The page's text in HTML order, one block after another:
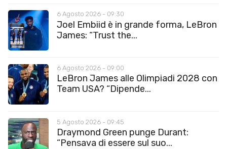
6 Agosto 2026 - 09:30
Joel Embiid è in grande forma, LeBron
James: “Trust the...
6 Agosto 2026 - 09:00
LeBron James alle Olimpiadi 2028 con
Team USA? “Dipende...
5 Agosto 2026 - 09:45
Draymond Green punge Durant:
“Pensava di essere sul suo...